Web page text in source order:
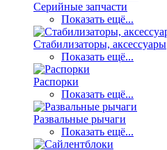
Серийные запчасти
Показать ещё...
Стабилизаторы, аксессуары
Показать ещё...
Распорки
Показать ещё...
Развальные рычаги
Показать ещё...